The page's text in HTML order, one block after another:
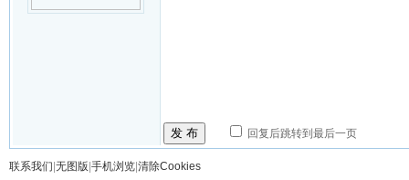
发 布 回复后跳转到最后一页
联系我们 无图版 手机浏览 清除Cookies